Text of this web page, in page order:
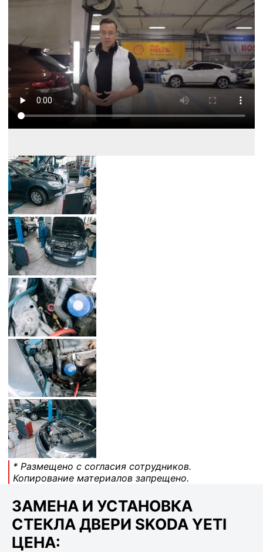
* Размещено с согласия сотрудников.
Копирование материалов запрещено.
ЗАМЕНА И УСТАНОВКА
СТЕКЛА ДВЕРИ SKODA YETI
ЦЕНА: